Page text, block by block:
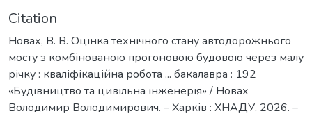
Citation
Новах, В. В. Оцінка технічного стану автодорожнього
мосту з комбінованою прогоновою будовою через малу
річку : кваліфікаційна робота ... бакалавра : 192
«Будівництво та цивільна інженерія» / Новах
Володимир Володимирович. – Харків : ХНАДУ, 2026. –